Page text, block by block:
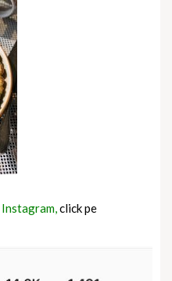
Instagram,click pe